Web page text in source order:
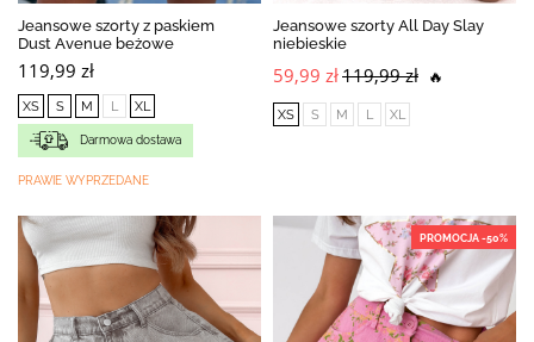
Jeansowe szorty z paskiem
Dust Avenue beżowe
119,99 zł
XS S M L XL
Darmowa dostawa
PRAWIE WYPRZEDANE
Jeansowe szorty All Day Slay
niebieskie
59,99 zł119,99 zł 🔥
XS S M L XL
PROMOCJA -50%